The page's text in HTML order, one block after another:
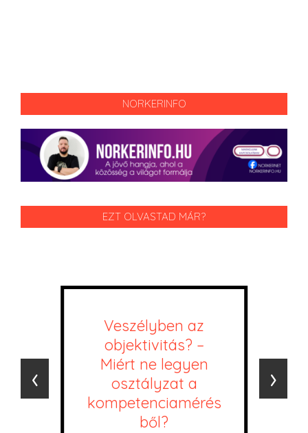
NORKERINFO
EZT OLVASTAD MÁR?
Veszélyben az
objektivitás? –
Miért ne legyen
osztályzat a
kompetenciamérés
ből?
‹ ›